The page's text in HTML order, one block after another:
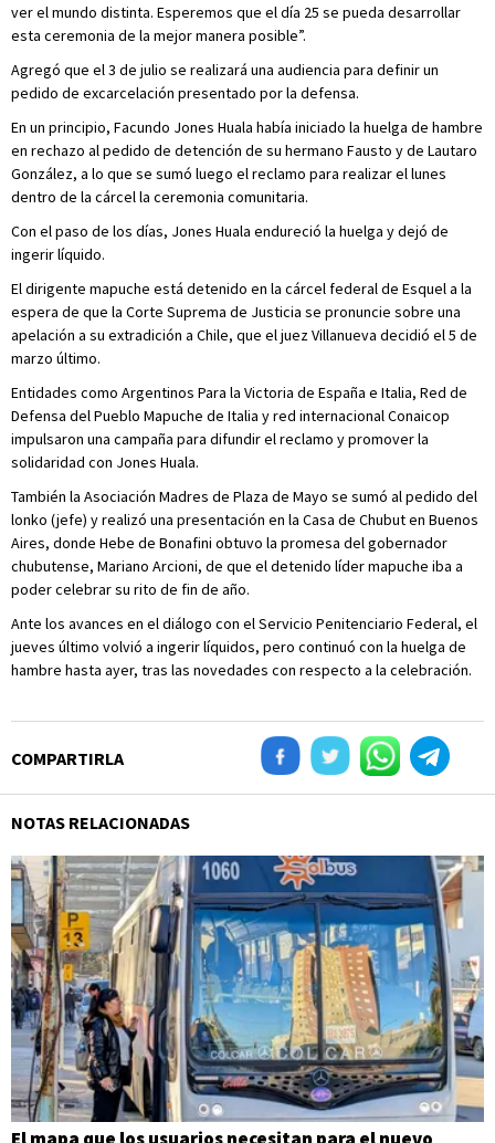
ver el mundo distinta. Esperemos que el día 25 se pueda desarrollar
esta ceremonia de la mejor manera posible”.
Agregó que el 3 de julio se realizará una audiencia para definir un
pedido de excarcelación presentado por la defensa.
En un principio, Facundo Jones Huala había iniciado la huelga de hambre
en rechazo al pedido de detención de su hermano Fausto y de Lautaro
González, a lo que se sumó luego el reclamo para realizar el lunes
dentro de la cárcel la ceremonia comunitaria.
Con el paso de los días, Jones Huala endureció la huelga y dejó de
ingerir líquido.
El dirigente mapuche está detenido en la cárcel federal de Esquel a la
espera de que la Corte Suprema de Justicia se pronuncie sobre una
apelación a su extradición a Chile, que el juez Villanueva decidió el 5 de
marzo último.
Entidades como Argentinos Para la Victoria de España e Italia, Red de
Defensa del Pueblo Mapuche de Italia y red internacional Conaicop
impulsaron una campaña para difundir el reclamo y promover la
solidaridad con Jones Huala.
También la Asociación Madres de Plaza de Mayo se sumó al pedido del
lonko (jefe) y realizó una presentación en la Casa de Chubut en Buenos
Aires, donde Hebe de Bonafini obtuvo la promesa del gobernador
chubutense, Mariano Arcioni, de que el detenido líder mapuche iba a
poder celebrar su rito de fin de año.
Ante los avances en el diálogo con el Servicio Penitenciario Federal, el
jueves último volvió a ingerir líquidos, pero continuó con la huelga de
hambre hasta ayer, tras las novedades con respecto a la celebración.
COMPARTIRLA
NOTAS RELACIONADAS
El mapa que los usuarios necesitan para el nuevo